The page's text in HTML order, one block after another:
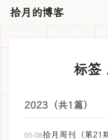
拾月的博客
标签
2023（共1篇）
05-08拾月周刊（第21